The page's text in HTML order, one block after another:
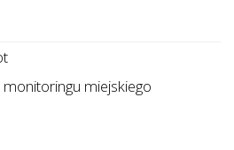
miejskiego